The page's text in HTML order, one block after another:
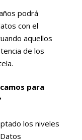
podrá
con el
aquellos
de los
para
los niveles